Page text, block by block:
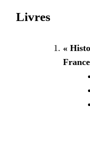
Livres
«